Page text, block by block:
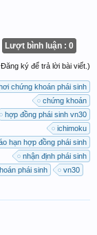
Lượt bình luận : 0
ký để trả lời bài viết.)
chứng khoán phái sinh
chứng khoán
hợp đồng phái sinh vn30
ichimoku
hạn hợp đồng phái sinh
nhận định phái sinh
phái sinh vn30